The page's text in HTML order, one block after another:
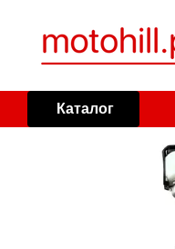
Каталог